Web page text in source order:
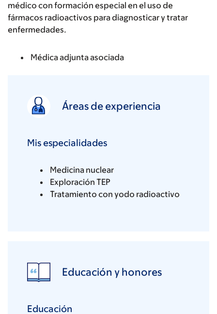
médico con formación especial en el uso de
fármacos radioactivos para diagnosticar y tratar
enfermedades.
Médica adjunta asociada
Áreas de experiencia
Mis especialidades
Medicina nuclear
Exploración TEP
Tratamiento con yodo radioactivo
Educación y honores
Educación